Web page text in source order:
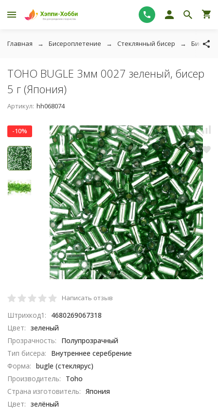
Главная Бисероплетение Стеклянный бисер Бисер
TOHO BUGLE 3мм 0027 зеленый, бисер
5 г (Япония)
Артикул: hh068074
-10%
Написать отзыв
Штрихкод1:
4680269067318
Цвет: зеленый
Прозрачность:
Полупрозрачный
Тип бисера:
Внутреннее серебрение
Форма: bugle (стеклярус)
Производитель:
Toho
Страна изготовитель: Япония
Цвет: зелёный